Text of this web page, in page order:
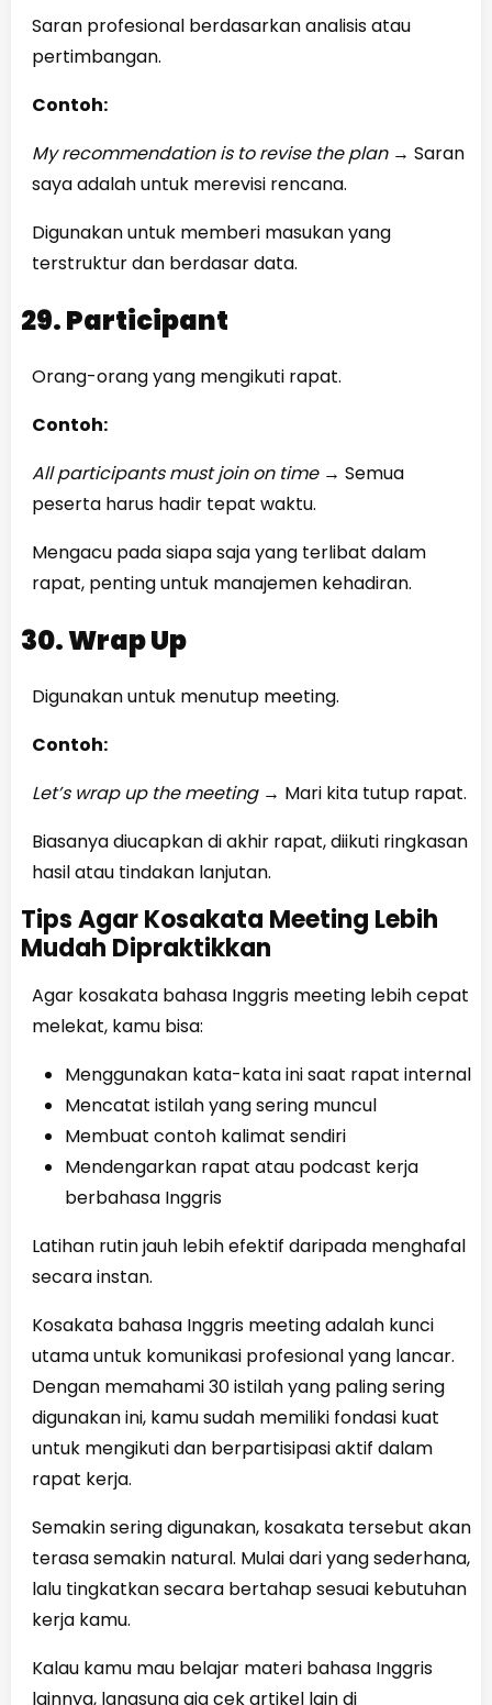
Saran profesional berdasarkan analisis atau
pertimbangan.
Contoh:
My recommendation is to revise the plan → Saran
saya adalah untuk merevisi rencana.
Digunakan untuk memberi masukan yang
terstruktur dan berdasar data.
29. Participant
Orang-orang yang mengikuti rapat.
Contoh:
All participants must join on time → Semua
peserta harus hadir tepat waktu.
Mengacu pada siapa saja yang terlibat dalam
rapat, penting untuk manajemen kehadiran.
30. Wrap Up
Digunakan untuk menutup meeting.
Contoh:
Let’s wrap up the meeting → Mari kita tutup rapat.
Biasanya diucapkan di akhir rapat, diikuti ringkasan
hasil atau tindakan lanjutan.
Tips Agar Kosakata Meeting Lebih
Mudah Dipraktikkan
Agar kosakata bahasa Inggris meeting lebih cepat
melekat, kamu bisa:
Menggunakan kata-kata ini saat rapat internal
Mencatat istilah yang sering muncul
Membuat contoh kalimat sendiri
Mendengarkan rapat atau podcast kerja
berbahasa Inggris
Latihan rutin jauh lebih efektif daripada menghafal
secara instan.
Kosakata bahasa Inggris meeting adalah kunci
utama untuk komunikasi profesional yang lancar.
Dengan memahami 30 istilah yang paling sering
digunakan ini, kamu sudah memiliki fondasi kuat
untuk mengikuti dan berpartisipasi aktif dalam
rapat kerja.
Semakin sering digunakan, kosakata tersebut akan
terasa semakin natural. Mulai dari yang sederhana,
lalu tingkatkan secara bertahap sesuai kebutuhan
kerja kamu.
Kalau kamu mau belajar materi bahasa Inggris
lainnya, langsung aja cek artikel lain di